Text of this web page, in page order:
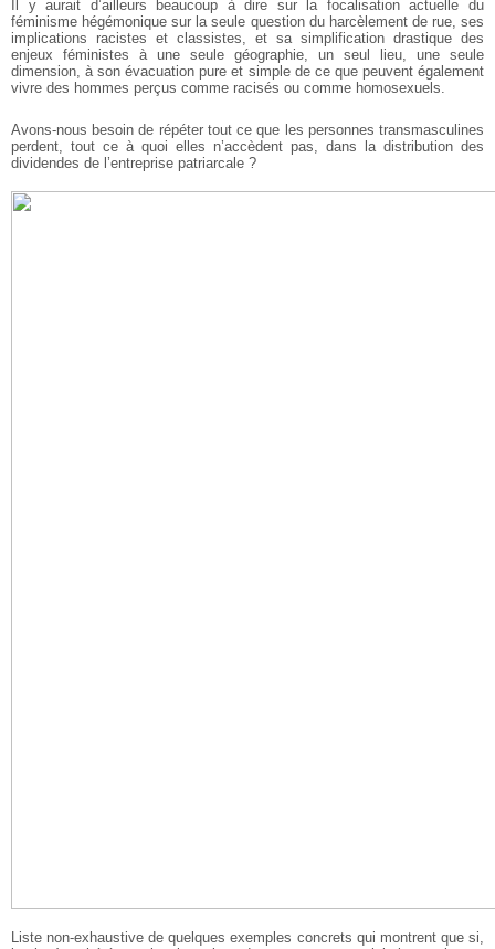
Il y aurait d’ailleurs beaucoup à dire sur la focalisation actuelle du
féminisme hégémonique sur la seule question du harcèlement de rue, ses
implications racistes et classistes, et sa simplification drastique des
enjeux féministes à une seule géographie, un seul lieu, une seule
dimension, à son évacuation pure et simple de ce que peuvent également
vivre des hommes perçus comme racisés ou comme homosexuels.
Avons-nous besoin de répéter tout ce que les personnes transmasculines
perdent, tout ce à quoi elles n’accèdent pas, dans la distribution des
dividendes de l’entreprise patriarcale ?
Liste non-exhaustive de quelques exemples concrets qui montrent que si,